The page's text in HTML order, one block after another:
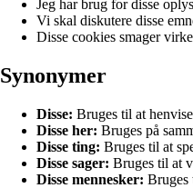
Jeg har brug for disse
Vi skal diskutere disse
Disse cookies smager
Synonymer
Disse: Bruges til at
Disse her: Bruges på
Disse ting: Bruges til at
Disse sager: Bruges til at
Disse mennesker: Bruges